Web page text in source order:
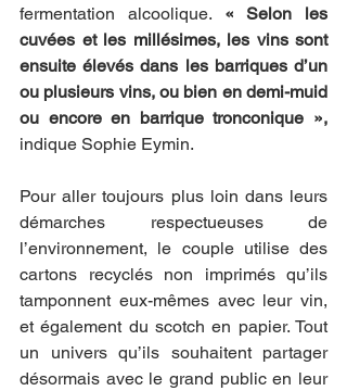
fermentation alcoolique. « Selon les
cuvées et les millésimes, les vins sont
ensuite élevés dans les barriques d’un
ou plusieurs vins, ou bien en demi-muid
ou encore en barrique tronconique »,
indique Sophie Eymin.
Pour aller toujours plus loin dans leurs
démarches respectueuses de
l’environnement, le couple utilise des
cartons recyclés non imprimés qu’ils
tamponnent eux-mêmes avec leur vin,
et également du scotch en papier. Tout
un univers qu’ils souhaitent partager
désormais avec le grand public en leur